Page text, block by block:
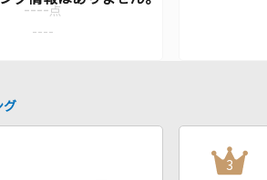
---- 点
----
グ
3